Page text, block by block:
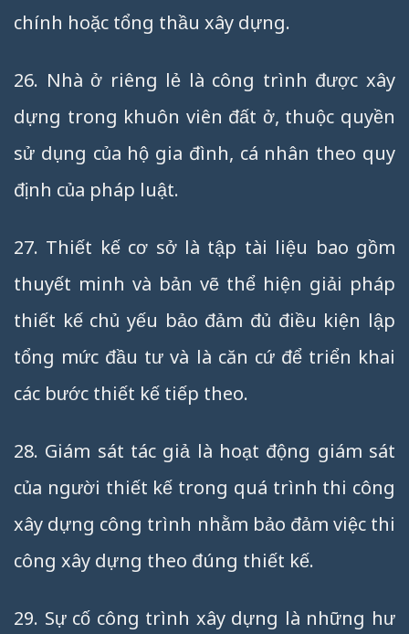
chính hoặc tổng thầu xây dựng.
26. Nhà ở riêng lẻ là công trình được xây
dựng trong khuôn viên đất ở, thuộc quyền
sử dụng của hộ gia đình, cá nhân theo quy
định của pháp luật.
27. Thiết kế cơ sở là tập tài liệu bao gồm
thuyết minh và bản vẽ thể hiện giải pháp
thiết kế chủ yếu bảo đảm đủ điều kiện lập
tổng mức đầu tư và là căn cứ để triển khai
các bước thiết kế tiếp theo.
28. Giám sát tác giả là hoạt động giám sát
của người thiết kế trong quá trình thi công
xây dựng công trình nhằm bảo đảm việc thi
công xây dựng theo đúng thiết kế.
29. Sự cố công trình xây dựng là những hư